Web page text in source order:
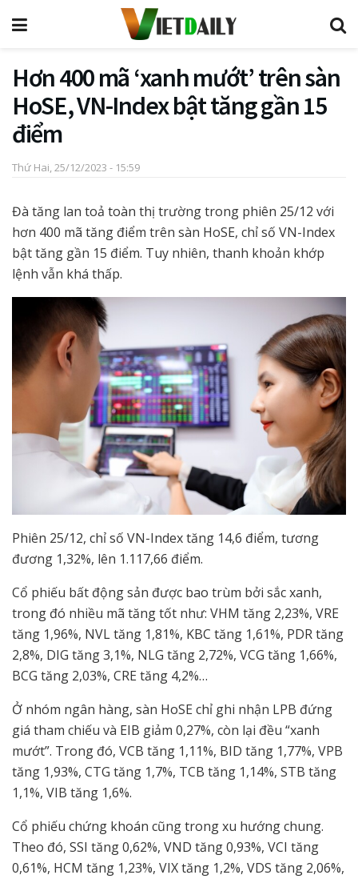
Hơn 400 mã ‘xanh mướt’ trên sàn
HoSE, VN-Index bật tăng gần 15
điểm
Thứ Hai, 25/12/2023 - 15:59
Đà tăng lan toả toàn thị trường trong phiên 25/12 với
hơn 400 mã tăng điểm trên sàn HoSE, chỉ số VN-Index
bật tăng gần 15 điểm. Tuy nhiên, thanh khoản khớp
lệnh vẫn khá thấp.
Phiên 25/12, chỉ số VN-Index tăng 14,6 điểm, tương
đương 1,32%, lên 1.117,66 điểm.
Cổ phiếu bất động sản được bao trùm bởi sắc xanh,
trong đó nhiều mã tăng tốt như: VHM tăng 2,23%, VRE
tăng 1,96%, NVL tăng 1,81%, KBC tăng 1,61%, PDR tăng
2,8%, DIG tăng 3,1%, NLG tăng 2,72%, VCG tăng 1,66%,
BCG tăng 2,03%, CRE tăng 4,2%…
Ở nhóm ngân hàng, sàn HoSE chỉ ghi nhận LPB đứng
giá tham chiếu và EIB giảm 0,27%, còn lại đều “xanh
mướt”. Trong đó, VCB tăng 1,11%, BID tăng 1,77%, VPB
tăng 1,93%, CTG tăng 1,7%, TCB tăng 1,14%, STB tăng
1,1%, VIB tăng 1,6%.
Cổ phiếu chứng khoán cũng trong xu hướng chung.
Theo đó, SSI tăng 0,62%, VND tăng 0,93%, VCI tăng
0,61%, HCM tăng 1,23%, VIX tăng 1,2%, VDS tăng 2,06%,